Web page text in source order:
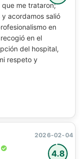
que me trataron;
acordamos salió
en
en el
del hospital,
respeto y
4.8
2026-02-04